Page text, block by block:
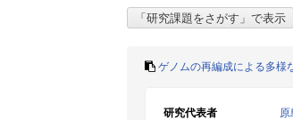
ゲノムの再編成による多様
研究代表者
原